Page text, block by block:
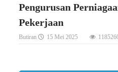
Pengurusan
Pekerjaan
Butiran 15 Mei 2025